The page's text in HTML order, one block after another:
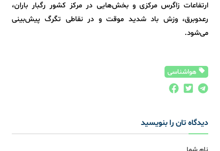
ارتفاعات زاگرس مرکزی و بخش‌هایی در مرکز کشور رگبار باران،
رعدوبرق، وزش باد شدید موقت و در نقاطی تگرگ پیش‌بینی
می‌شود.
هواشناسی
دیدگاه تان را بنویسید